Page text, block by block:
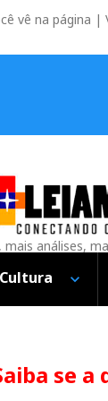
vê na página |
análises,
Cultura
se a